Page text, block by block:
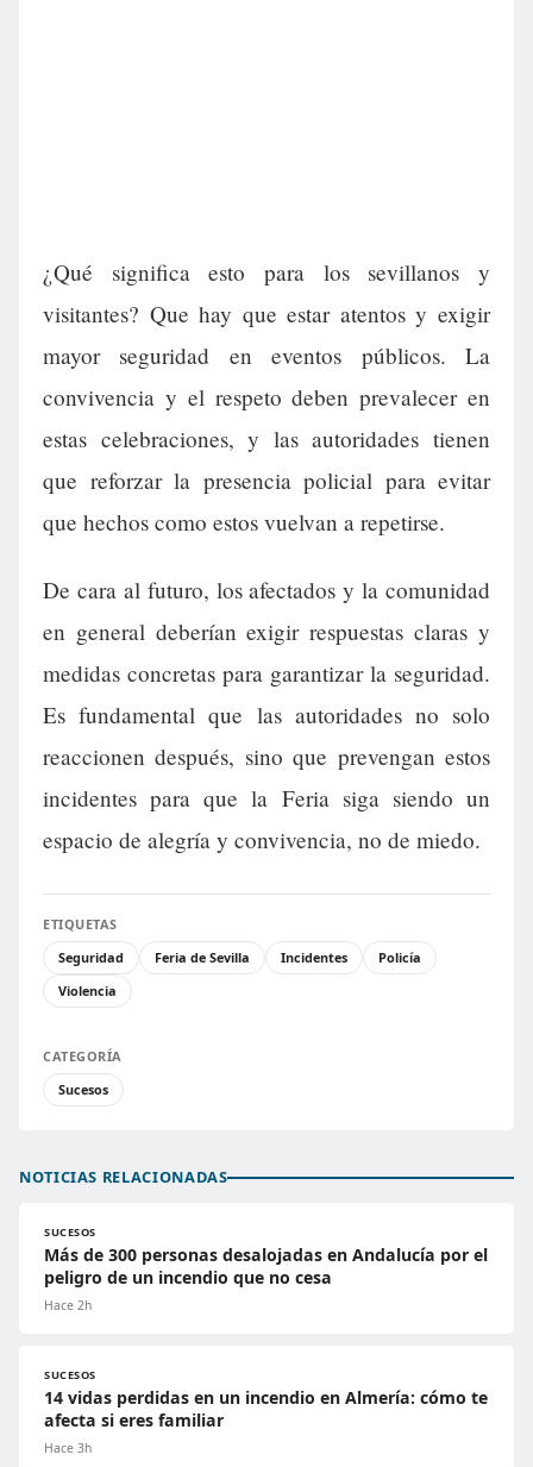
¿Qué significa esto para los sevillanos y
visitantes? Que hay que estar atentos y exigir
mayor seguridad en eventos públicos. La
convivencia y el respeto deben prevalecer en
estas celebraciones, y las autoridades tienen
que reforzar la presencia policial para evitar
que hechos como estos vuelvan a repetirse.
De cara al futuro, los afectados y la comunidad
en general deberían exigir respuestas claras y
medidas concretas para garantizar la seguridad.
Es fundamental que las autoridades no solo
reaccionen después, sino que prevengan estos
incidentes para que la Feria siga siendo un
espacio de alegría y convivencia, no de miedo.
ETIQUETAS
Seguridad
Feria de Sevilla Incidentes
Policía
Violencia
CATEGORÍA
Sucesos
NOTICIAS RELACIONADAS
SUCESOS
Más de 300 personas desalojadas en Andalucía por el
peligro de un incendio que no cesa
Hace 2h
SUCESOS
14 vidas perdidas en un incendio en Almería: cómo te
afecta si eres familiar
Hace 3h